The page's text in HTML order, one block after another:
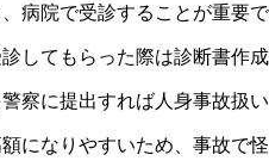
病院で受診することが重要で
してもらった際は診断書作
察に提出すれば人身事故扱
になりやすいため、事故で